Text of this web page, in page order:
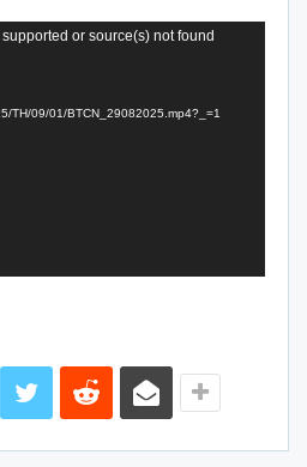
or source(s) not found
TH/09/01/BTCN_29082025.mp4?_=1